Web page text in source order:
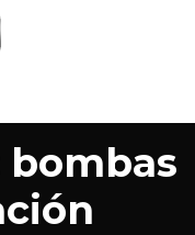
bombas